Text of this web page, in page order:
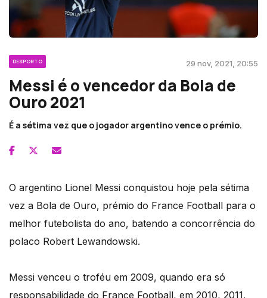
DESPORTO 29 nov, 2021, 20:55
Messi é o vencedor da Bola de
Ouro 2021
É a sétima vez que o jogador argentino vence o prémio.
O argentino Lionel Messi conquistou hoje pela sétima
vez a Bola de Ouro, prémio do France Football para o
melhor futebolista do ano, batendo a concorrência do
polaco Robert Lewandowski.
Messi venceu o troféu em 2009, quando era só
responsabilidade do France Football, em 2010, 2011,